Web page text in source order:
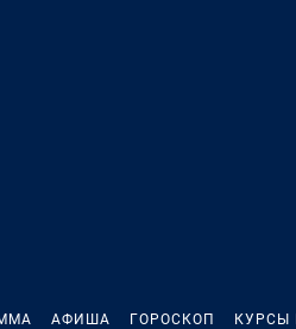
АФИША ГОРОСКОП КУРСЫ